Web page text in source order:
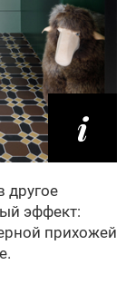
другое
эффект:
прихожей